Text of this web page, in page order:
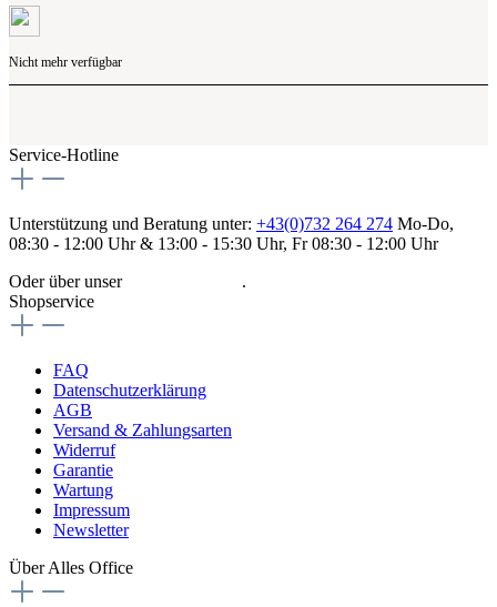
Nicht mehr verfügbar
Service-Hotline
Unterstützung und Beratung unter: +43(0)732 264 274 Mo-Do,
08:30 - 12:00 Uhr & 13:00 - 15:30 Uhr, Fr 08:30 - 12:00 Uhr
Oder über unser
.
Shopservice
FAQ
Datenschutzerklärung
AGB
Versand & Zahlungsarten
Widerruf
Garantie
Wartung
Impressum
Newsletter
Über Alles Office